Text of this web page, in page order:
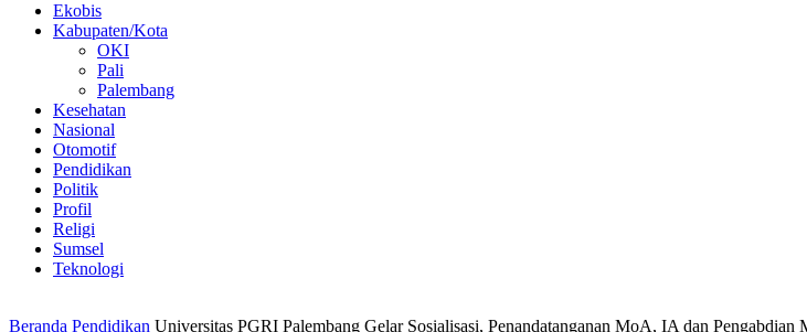
Ekobis
Kabupaten/Kota
OKI
Pali
Palembang
Kesehatan
Nasional
Otomotif
Pendidikan
Politik
Profil
Religi
Sumsel
Teknologi
Beranda Pendidikan Universitas PGRI Palembang Gelar Sosialisasi, Penandatanganan MoA, IA dan